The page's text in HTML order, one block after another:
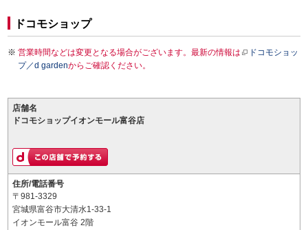
ドコモショップ
営業時間などは変更となる場合がございます。最新の情報は
ドコモショッ
プ／d gardenからご確認ください。
店舗名
ドコモショップイオンモール富谷店
住所/電話番号
〒981-3329
宮城県富谷市大清水1-33-1
イオンモール富谷 2階